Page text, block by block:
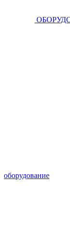
оборудование